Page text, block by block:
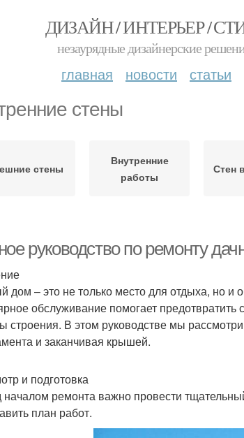
ДИЗАЙН / ИНТЕРЬЕР /
незаурядные дизайнерские
главная новости статьи
стены
стены
Внутренние
работы
Стен
руководство по ремонту
дом – это не только место для отдыха, но и
обслуживание помогает
строения. В этом руководстве мы
и заканчивая крышей.
и подготовка
ремонта важно провести
план работ.